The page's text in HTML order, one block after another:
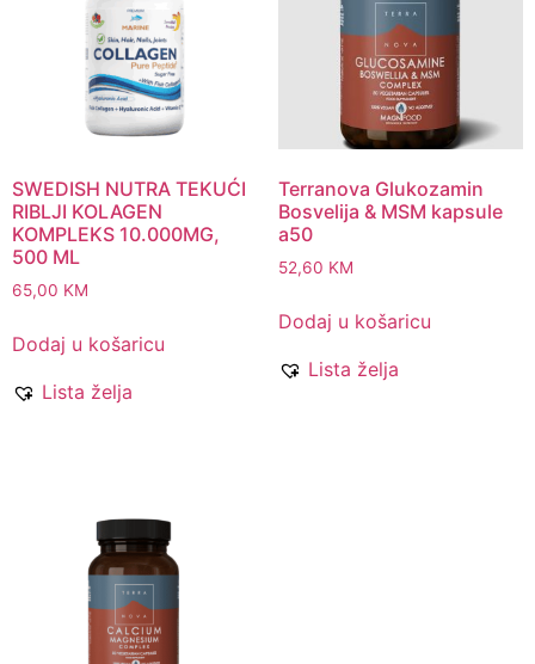
SWEDISH NUTRA TEKUĆI
RIBLJI KOLAGEN
KOMPLEKS 10.000MG,
500 ML
65,00 KM
Dodaj u košaricu
Lista želja
Terranova Glukozamin
Bosvelija & MSM kapsule
a50
52,60 KM
Dodaj u košaricu
Lista želja